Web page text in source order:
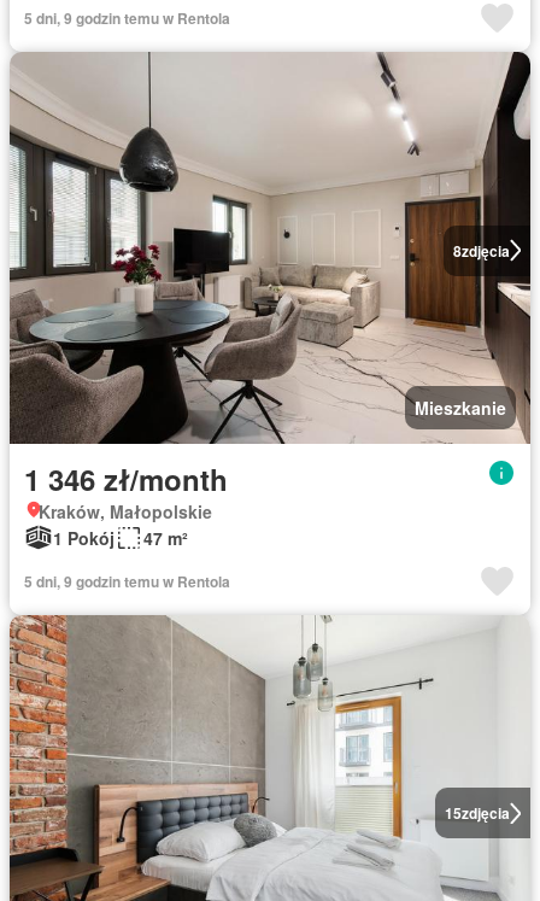
5 dni, 9 godzin temu w Rentola
8zdjęcia
Mieszkanie
1 346 zł/month
Kraków, Małopolskie
1 Pokój
47 m²
5 dni, 9 godzin temu w Rentola
15zdjęcia